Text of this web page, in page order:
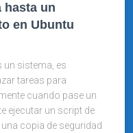
hasta un
en Ubuntu
sistema, es
tareas para
cuando pase un
ejecutar un script de
copia de seguridad